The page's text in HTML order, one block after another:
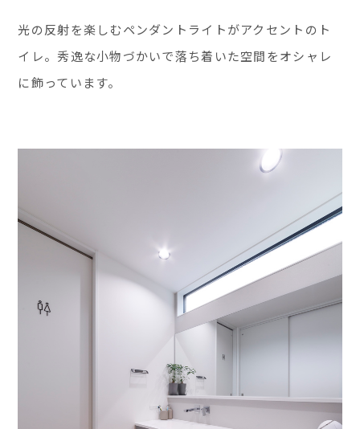
光の反射を楽しむペンダントライトがアクセントのト
イレ。秀逸な小物づかいで落ち着いた空間をオシャレ
に飾っています。